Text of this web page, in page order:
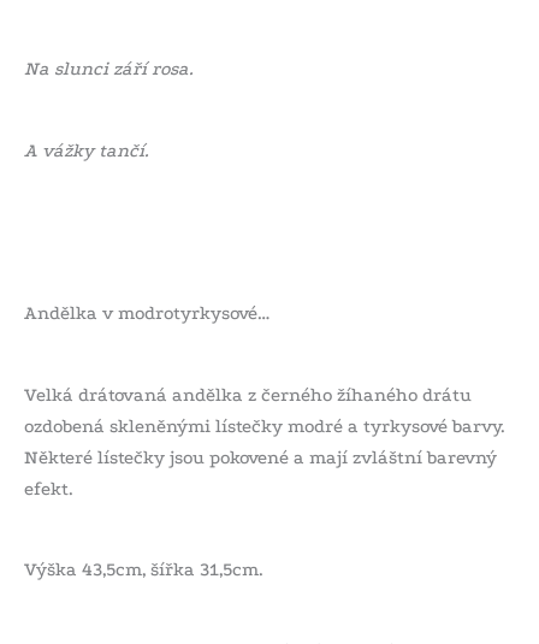
Na slunci září rosa.
A vážky tančí.
Andělka v modrotyrkysové…
Velká drátovaná andělka z černého žíhaného drátu
ozdobená skleněnými lístečky modré a tyrkysové barvy.
Některé lístečky jsou pokovené a mají zvláštní barevný
efekt.
Výška 43,5cm, šířka 31,5cm.